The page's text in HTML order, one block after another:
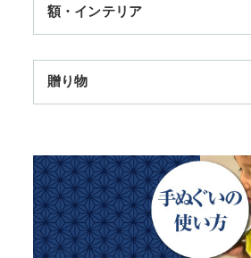
11,000円まで
季節のおすすめ
浮世絵・名画名作・古典
干支・富士・招福・縁起物
扇子
トートバッグ
チーフ・風呂敷
ステーショナリー
額・インテリア
TokyoTokyo選定商品
タペストリー・掛軸・パネル額
のれん
贈り物
母の日ギフト
父の日ギフト